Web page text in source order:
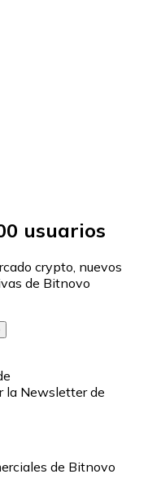
usuarios
crypto, nuevos
de Bitnovo
la Newsletter de
de Bitnovo